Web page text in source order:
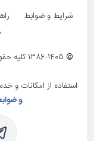
شرایط و ضوابط
©
استفاده از امکانات و
و